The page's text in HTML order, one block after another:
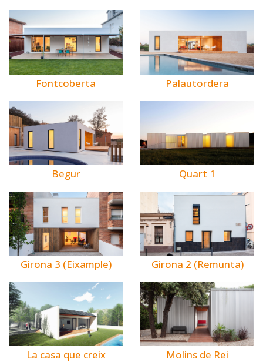
Fontcoberta Palautordera
Begur Quart 1
Girona 3 (Eixample) Girona 2 (Remunta)
La casa que creix Molins de Rei